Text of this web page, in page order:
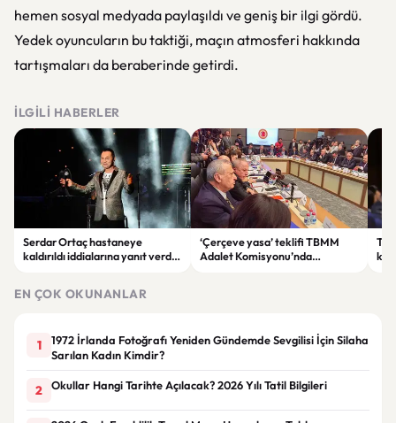
hemen sosyal medyada paylaşıldı ve geniş bir ilgi gördü.
Yedek oyuncuların bu taktiği, maçın atmosferi hakkında
tartışmaları da beraberinde getirdi.
İLGILI HABERLER
Serdar Ortaç hastaneye
kaldırıldı iddialarına yanıt verdi:
‘Çerçeve yasa’ teklifi TBMM
Adalet Komisyonu’nda
EN ÇOK OKUNANLAR
1
1972 İrlanda Fotoğrafı Yeniden Gündemde Sevgilisi İçin Silaha
Sarılan Kadın Kimdir?
2 Okullar Hangi Tarihte Açılacak? 2026 Yılı Tatil Bilgileri